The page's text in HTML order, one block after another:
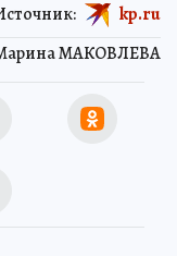
МАКОВЛЕВА
kp.ru